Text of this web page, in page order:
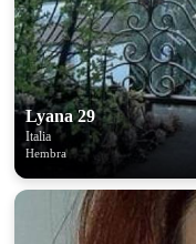
Lyana 29
Italia
Hembra